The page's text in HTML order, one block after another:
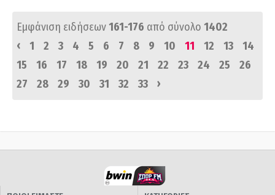
Εμφάνιση ειδήσεων161-176 από σύνολο 1402
‹
1 2 3 4 5 6 7 8 9 10 11 12 13
14
15
16 17 18 19 20 21 22 23 24 25
26
27
28 29 30 31 32 33 ›